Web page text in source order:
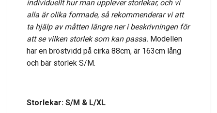
individuellt hur man upplever storlekar, och vi
alla är olika formade, så rekommenderar vi att
ta hjälp av måtten längre ner i beskrivningen för
att se vilken storlek som kan passa. Modellen
har en bröstvidd på cirka 88cm, är 163cm lång
och bär storlek S/M.
Storlekar: S/M & L/XL